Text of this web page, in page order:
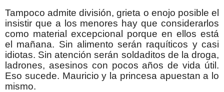
Tampoco admite división, grieta o enojo posible el
insistir que a los menores hay que considerarlos
como material excepcional porque en ellos está
el mañana. Sin alimento serán raquíticos y casi
idiotas. Sin atención serán soldaditos de la droga,
ladrones, asesinos con pocos años de vida útil.
Eso sucede. Mauricio y la princesa apuestan a lo
mismo.